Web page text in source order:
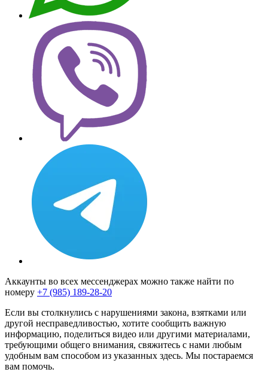
Аккаунты во всех мессенджерах можно также найти по
номеру +7 (985) 189-28-20
Если вы столкнулись с нарушениями закона, взятками или
другой несправедливостью, хотите сообщить важную
информацию, поделиться видео или другими материалами,
требующими общего внимания, свяжитесь с нами любым
удобным вам способом из указанных здесь. Мы постараемся
вам помочь.